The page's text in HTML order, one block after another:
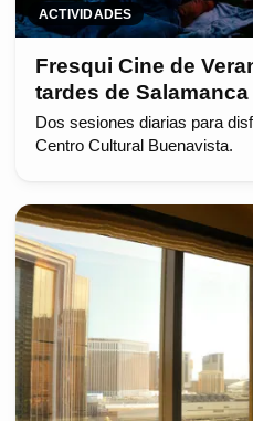
ACTIVIDADES
Fresqui Cine de
tardes de Salamanca
Dos sesiones diarias para
Centro Cultural Buenavista.